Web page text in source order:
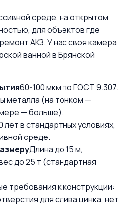
среде, на открытом
для объектов где
АКЗ. У нас своя камера
ванной в Брянской
60-100 мкм по ГОСТ 9.307.
металла (на тонком —
— больше).
лет в стандартных условиях,
среде.
Длина до 15 м,
до 25 т (стандартная
требования к конструкции:
для слива цинка, нет